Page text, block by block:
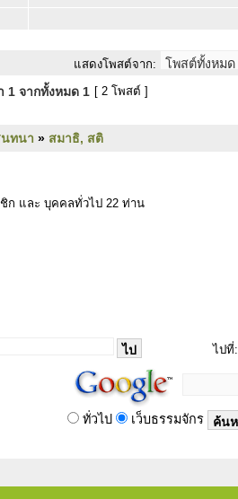
แสดงโพสต์จาก:
1 จากทั้งหมด 1 [ 2 โพสต์ ]
ทนา » สมาธิ, สติ
ก และ บุคคลทั่วไป 22 ท่าน
ไปที่:
ทั่วไป เว็บธรรมจักร